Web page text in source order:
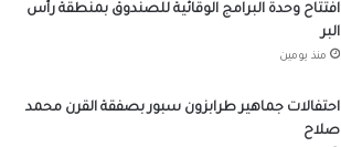
افتتاح وحدة البرامج الوقائية للصندوق بمنطقة رأس
البر
منذ يومين
احتفالات جماهير طرابزون سبور بصفقة القرن محمد
صلاح